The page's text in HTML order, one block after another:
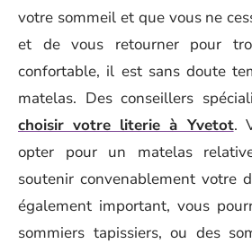
votre sommeil et que vous ne
et de vous retourner pour
confortable, il est sans doute
matelas. Des conseillers
choisir votre literie à Yvetot.
opter pour un matelas
soutenir convenablement votre
également important, vous
sommiers tapissiers, ou des